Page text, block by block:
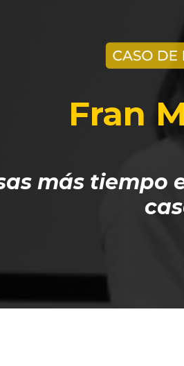
Fran
más tiempo